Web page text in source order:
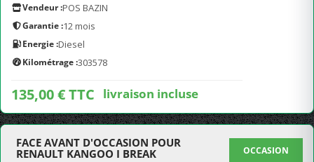
Vendeur :POS BAZIN
Garantie :12 mois
Energie :Diesel
Kilométrage :303578
135,00 € TTC livraison incluse
FACE AVANT D'OCCASION POUR
RENAULT KANGOO I BREAK
OCCASION